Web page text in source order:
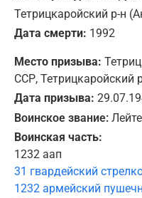
Тетрицкаройский р-н
Дата смерти: 1992
Место призыва:
ССР, Тетрицкаройский
Дата призыва:
Воинское звание:
Воинская часть:
1232 аап
31 гвардейский
1232 армейский